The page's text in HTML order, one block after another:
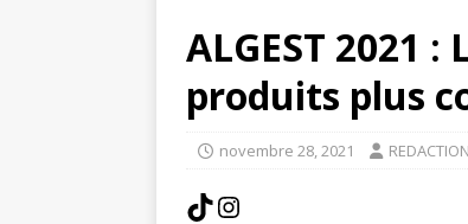
ALGEST 2021
produits plus
novembre 28, 2021 REDACTION